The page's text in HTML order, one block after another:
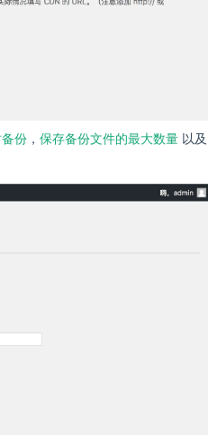
份 ， 保存备份文件的最大数量 以及